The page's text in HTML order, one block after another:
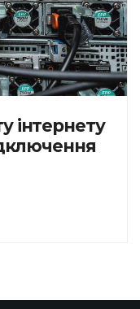
інтернету